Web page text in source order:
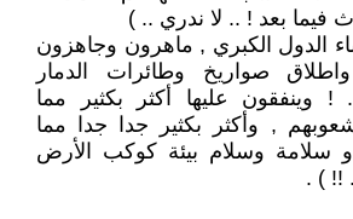
فيما بعد ! .. لا ندري .. )
الدول الكبري , ماهرون وجاهزون
صواريخ وطائرات الدمار
وينفقون عليها أكثر بكثير مما
, وأكثر بكثير جدا جدا مما
سلامة وسلام بيئة كوكب الأرض
!! ) .